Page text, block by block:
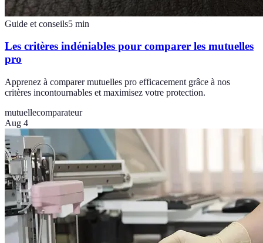
Guide et conseils5 min
Les critères indéniables pour comparer les mutuelles
pro
Apprenez à comparer mutuelles pro efficacement grâce à nos
critères incontournables et maximisez votre protection.
mutuellecomparateur
Aug 4